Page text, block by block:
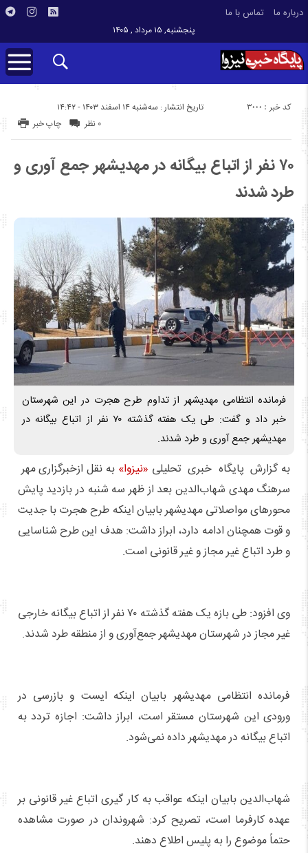
درباره ما تماس با ما
پنجشنبه, ۱۵ مرداد , ۱۴۰۵
تاریخ انتشار : سه‌شنبه ۱۴ اسفند ۱۴۰۳ - ۱۴:۴۲ کد خبر : 3000
چاپ خبر ۰ نظر
۷۰ نفر از اتباع بیگانه در مهدیشهر جمع آوری و
طرد شدند
فرمانده انتظامی مهدیشهر از تداوم طرح هجرت در این شهرستان
خبر داد و گفت: طی یک هفته گذشته ۷۰ نفر از اتباع بیگانه در
مهدیشهر جمع آوری و طرد شدند.
به گزارش پایگاه خبری تحلیلی «نیزوا» به نقل ازخبرگزاری مهر
سرهنگ مهدی شهاب‌الدین بعد از ظهر سه شنبه در بازدید پایش
محورهای مواصلاتی مهدیشهر بابیان اینکه طرح هجرت با جدیت
و قوت همچنان ادامه دارد، ابراز داشت: هدف این طرح شناسایی
و طرد اتباع غیر مجاز و غیر قانونی است.
وی افزود: طی بازه یک هفته گذشته ۷۰ نفر از اتباع بیگانه خارجی
غیر مجاز در شهرستان مهدیشهر جمع‌آوری و از منطقه طرد شدند.
فرمانده انتظامی مهدیشهر بابیان اینکه ایست و بازرسی در
ورودی این شهرستان مستقر است، ابراز داشت: اجازه تردد به
اتباع بیگانه در مهدیشهر داده نمی‌شود.
شهاب‌الدین بابیان اینکه عواقب به کار گیری اتباع غیر قانونی بر
عهده کارفرما است، تصریح کرد: شهروندان در صورت مشاهده
حتماً موضوع را به پلیس اطلاع دهند.